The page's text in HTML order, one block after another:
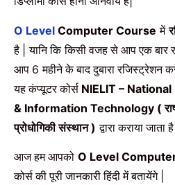
O Level Computer Course में
है
|यानि कि किसी वजह से आप एक बार
आप 6महीने के बाद दुबारा रजिस्ट्रेशन
यह कंप्यूटर कोर्स NIELIT –
& Information Technology (
प्रोधोगिकी संस्थान) द्वारा कराया जाता है
आज हम आपको O Level
कोर्स की पूरी जानकारी हिंदी में बतायेंगे